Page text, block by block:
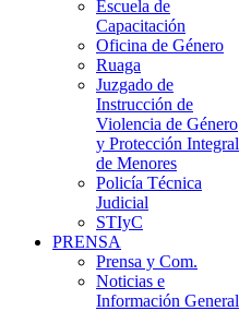
Escuela de
Capacitación
Oficina de Género
Ruaga
Juzgado de
Instrucción de
Violencia de Género
y Protección Integral
de Menores
Policía Técnica
Judicial
STIyC
PRENSA
Prensa y Com.
Noticias e
Información General